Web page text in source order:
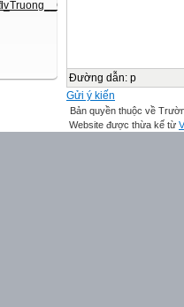
Đường dẫn: p
Gửi ý kiến
Bản quyền thuộc về
Website được thừa kế từ